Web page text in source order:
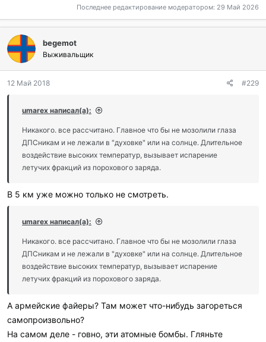
Последнее редактирование модератором: 29 Май 2026
begemot
Выживальщик
12 Май 2018 #229
umarex написал(а):
Никакого. все рассчитано. Главное что бы не мозолили глаза
ДПСникам и не лежали в "духовке" или на солнце. Длительное
воздействие высоких температур, вызывает испарение
летучих фракций из порохового заряда.
В 5 км уже можно только не смотреть.
umarex написал(а):
Никакого. все рассчитано. Главное что бы не мозолили глаза
ДПСникам и не лежали в "духовке" или на солнце. Длительное
воздействие высоких температур, вызывает испарение
летучих фракций из порохового заряда.
А армейские файеры? Там может что-нибудь загореться
самопроизвольно?
На самом деле - говно, эти атомные бомбы. Гляньте